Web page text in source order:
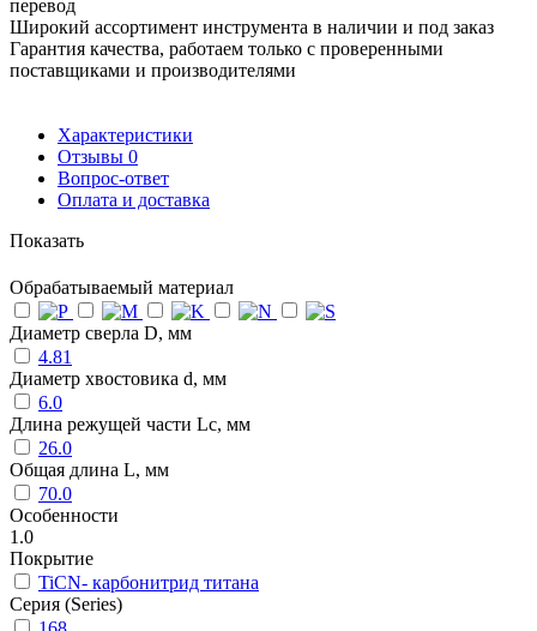
перевод
Широкий ассортимент инструмента в наличии и под заказ
Гарантия качества, работаем только с проверенными
поставщиками и производителями
Характеристики
Отзывы 0
Вопрос-ответ
Оплата и доставка
Показать
Обрабатываемый материал
Диаметр сверла D, мм
4.81
Диаметр хвостовика d, мм
6.0
Длина режущей части Lc, мм
26.0
Общая длина L, мм
70.0
Особенности
1.0
Покрытие
TiCN- карбонитрид титана
Серия (Series)